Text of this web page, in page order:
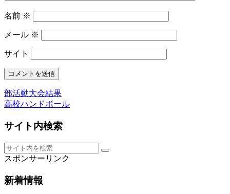
名前 ※
メール ※
サイト
部活動大会結果
高校ハンドボール
サイト内検索
スポンサーリンク
新着情報